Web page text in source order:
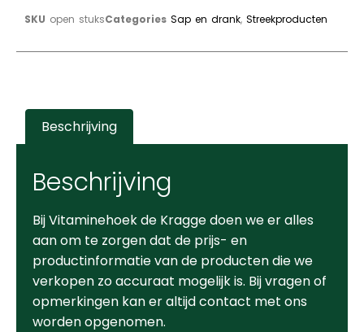
SKU open stuksCategories Sap en drank, Streekproducten
Beschrijving
Beschrijving
Bij Vitaminehoek de Kragge doen we er alles
aan om te zorgen dat de prijs- en
productinformatie van de producten die we
verkopen zo accuraat mogelijk is. Bij vragen of
opmerkingen kan er altijd contact met ons
worden opgenomen.